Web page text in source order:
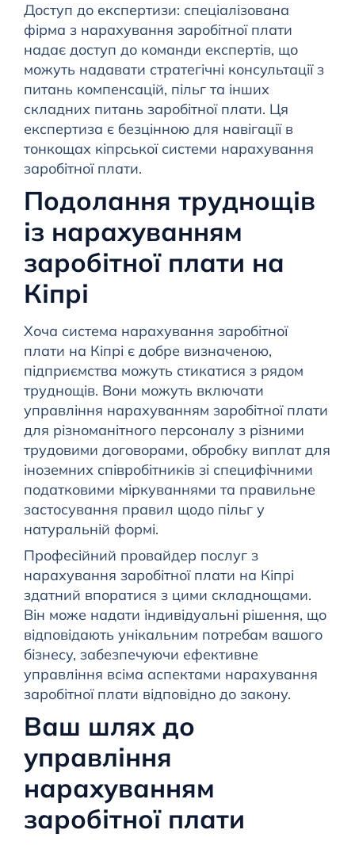
Доступ до експертизи: спеціалізована
фірма з нарахування заробітної плати
надає доступ до команди експертів, що
можуть надавати стратегічні консультації з
питань компенсацій, пільг та інших
складних питань заробітної плати. Ця
експертиза є безцінною для навігації в
тонкощах кіпрської системи нарахування
заробітної плати.
Подолання труднощів
із нарахуванням
заробітної плати на
Кіпрі
Хоча система нарахування заробітної
плати на Кіпрі є добре визначеною,
підприємства можуть стикатися з рядом
труднощів. Вони можуть включати
управління нарахуванням заробітної плати
для різноманітного персоналу з різними
трудовими договорами, обробку виплат для
іноземних співробітників зі специфічними
податковими міркуваннями та правильне
застосування правил щодо пільг у
натуральній формі.
Професійний провайдер послуг з
нарахування заробітної плати на Кіпрі
здатний впоратися з цими складнощами.
Він може надати індивідуальні рішення, що
відповідають унікальним потребам вашого
бізнесу, забезпечуючи ефективне
управління всіма аспектами нарахування
заробітної плати відповідно до закону.
Ваш шлях до
управління
нарахуванням
заробітної плати